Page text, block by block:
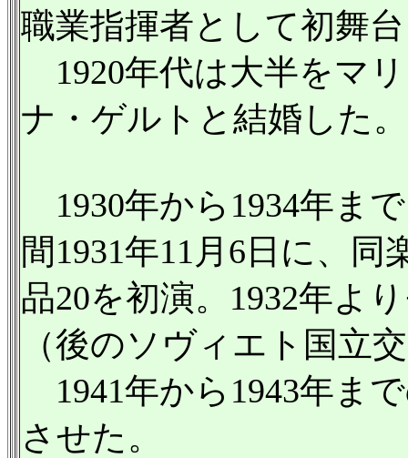
職業指揮者として初舞
1920年代は大半をマ
ナ・ゲルトと結婚した。
1930年から1934年ま
間1931年11月6日に、
品20を初演。1932年よ
（後のソヴィエト国立
1941年から1943年ま
させた。